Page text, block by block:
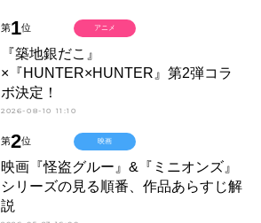
第1位
『築地銀だこ』
×『HUNTER×HUNTER』第2弾コラ
ボ決定！
2026-08-10 11:10
アニメ
第2位
映画『怪盗グルー』&『ミニオンズ』
シリーズの見る順番、作品あらすじ解
説
映画